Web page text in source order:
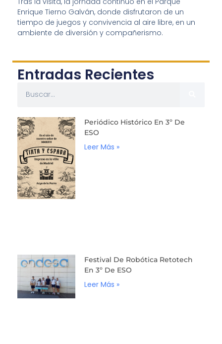
Enrique Tierno Galván, donde disfrutaron de un
tiempo de juegos y convivencia al aire libre, en un
ambiente de diversión y compañerismo.
Entradas Recientes
Periódico Histórico En 3º De
ESO
Leer Más »
Festival De Robótica Retotech
En 3º De ESO
Leer Más »